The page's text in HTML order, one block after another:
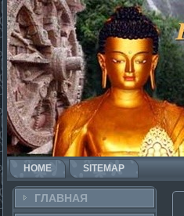
HOME SITEMAP
ГЛАВНАЯ